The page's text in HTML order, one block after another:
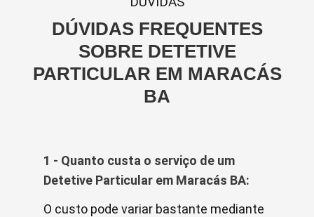
DÚVIDAS FREQUENTES
SOBRE DETETIVE
PARTICULAR EM MARACÁS
BA
1 - Quanto custa o serviço de um
Detetive Particular em Maracás BA:
O custo pode variar bastante mediante